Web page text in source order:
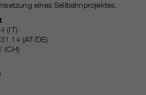
eines Seilbahnprojektes.
(IT)
14(AT/DE)
(CH)